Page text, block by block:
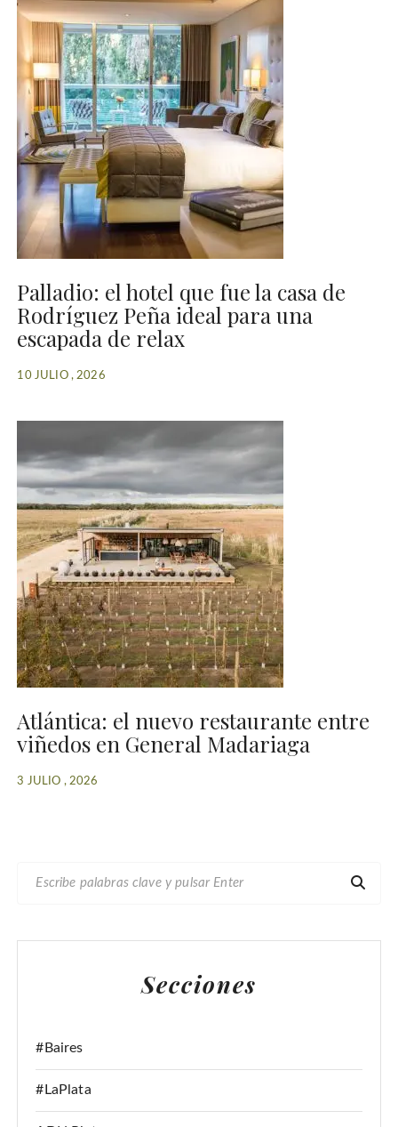
Palladio: el hotel que fue la casa de
Rodríguez Peña ideal para una
escapada de relax
10 JULIO , 2026
Atlántica: el nuevo restaurante entre
viñedos en General Madariaga
3 JULIO , 2026
C
Secciones
#Baires
#LaPlata